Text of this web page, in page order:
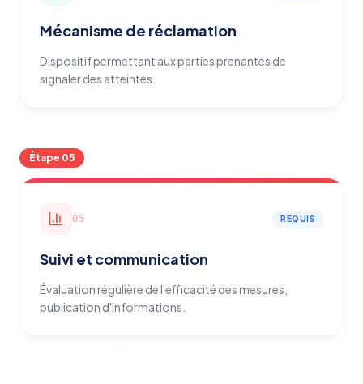
Mécanisme de réclamation
Dispositif permettant aux parties prenantes de
signaler des atteintes.
05 REQUIS
Suivi et communication
Évaluation régulière de l'efficacité des mesures,
publication d'informations.
Étape 05